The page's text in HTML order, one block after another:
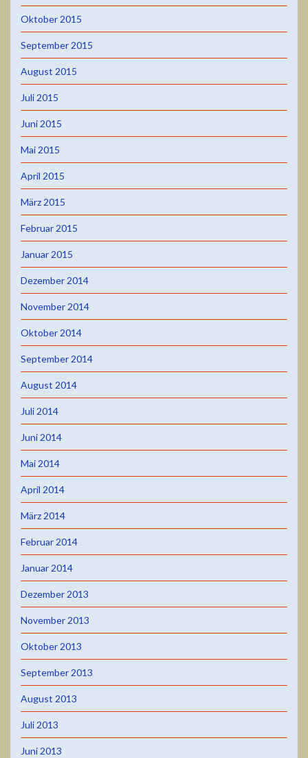
Oktober 2015
September 2015
August 2015
Juli 2015
Juni 2015
Mai 2015
April 2015
März 2015
Februar 2015
Januar 2015
Dezember 2014
November 2014
Oktober 2014
September 2014
August 2014
Juli 2014
Juni 2014
Mai 2014
April 2014
März 2014
Februar 2014
Januar 2014
Dezember 2013
November 2013
Oktober 2013
September 2013
August 2013
Juli 2013
Juni 2013